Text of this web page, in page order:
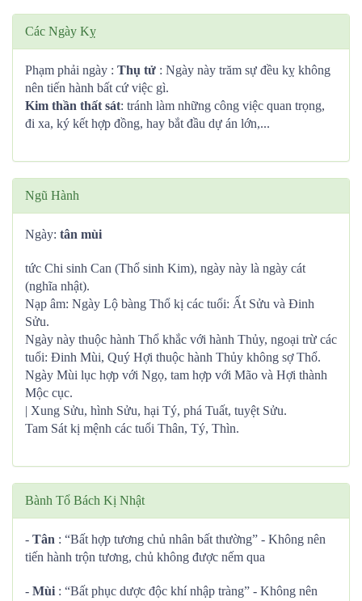
Các Ngày Kỵ
Phạm phải ngày : Thụ tử : Ngày này trăm sự đều kỵ không
nên tiến hành bất cứ việc gì.
Kim thần thất sát: tránh làm những công việc quan trọng,
đi xa, ký kết hợp đồng, hay bắt đầu dự án lớn,...
Ngũ Hành
Ngày: tân mùi
tức Chi sinh Can (Thổ sinh Kim), ngày này là ngày cát
(nghĩa nhật).
Nạp âm: Ngày Lộ bàng Thổ kị các tuổi: Ất Sửu và Đinh
Sửu.
Ngày này thuộc hành Thổ khắc với hành Thủy, ngoại trừ các
tuổi: Đinh Mùi, Quý Hợi thuộc hành Thủy không sợ Thổ.
Ngày Mùi lục hợp với Ngọ, tam hợp với Mão và Hợi thành
Mộc cục.
| Xung Sửu, hình Sửu, hại Tý, phá Tuất, tuyệt Sửu.
Tam Sát kị mệnh các tuổi Thân, Tý, Thìn.
Bành Tổ Bách Kị Nhật
- Tân : “Bất hợp tương chủ nhân bất thường” - Không nên
tiến hành trộn tương, chủ không được nếm qua
- Mùi : “Bất phục dược độc khí nhập tràng” - Không nên